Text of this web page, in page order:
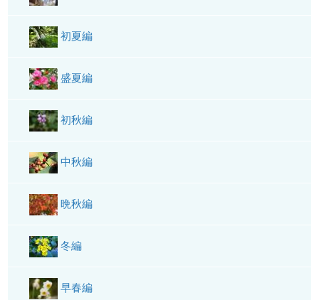
初夏編
盛夏編
初秋編
中秋編
晩秋編
冬編
早春編